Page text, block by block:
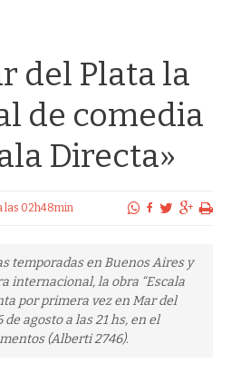
del Plata la
de comedia
Directa»
las 02h48min
temporadas en Buenos Aires y
internacional, la obra “Escala
por primera vez en Mar del
de agosto a las 21 hs, en el
(Alberti 2746).